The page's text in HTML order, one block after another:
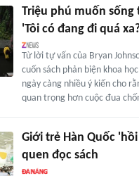
Triệu phú muốn sống
'Tôi có đang đi quá
Từ lời tự vấn của Bryan
cuốn sách phản biện khoa
ngày càng nhiều ý kiến cho
quan trọng hơn cuộc đua
Giới trẻ Hàn Quốc
quen đọc sách